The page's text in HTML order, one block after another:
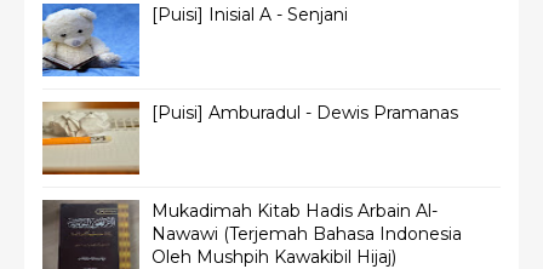
[Puisi] Inisial A - Senjani
[Puisi] Amburadul - Dewis Pramanas
Mukadimah Kitab Hadis Arbain Al-
Nawawi (Terjemah Bahasa Indonesia
Oleh Mushpih Kawakibil Hijaj)